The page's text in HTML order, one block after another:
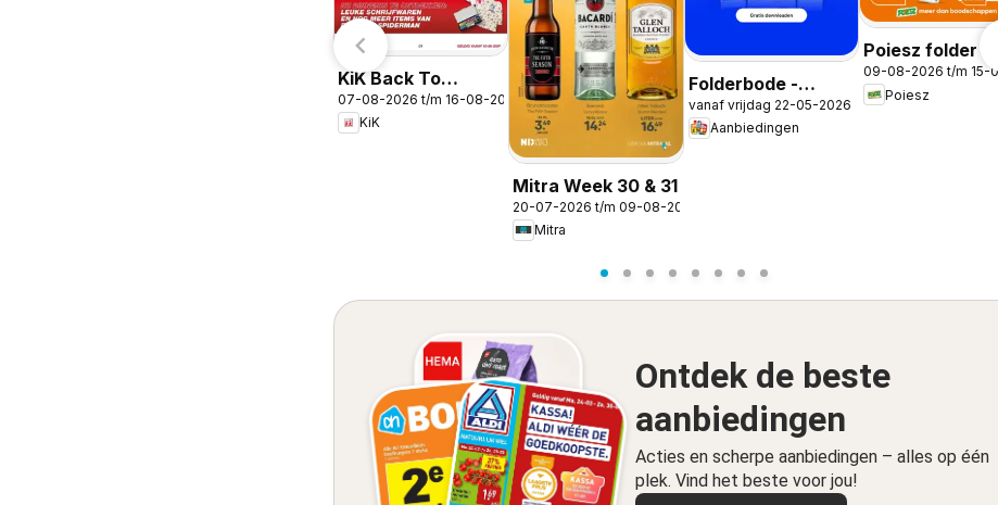
KiK Back To
School
07-08-2026 t/m 16-08-2026
KiK
Mitra Week 30 & 31
20-07-2026 t/m 09-08-2026
Mitra
Folderbode -
Aanbiedingen in de
app
vanaf vrijdag 22-05-2026
Aanbiedingen
Poiesz folder
09-08-2026 t/m 15-
Poiesz
Ontdek de beste
aanbiedingen
Acties en scherpe aanbiedingen – alles op één
plek. Vind het beste voor jou!